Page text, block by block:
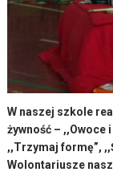
W naszej szkole
żywność – ,,Owoce
,,Trzymaj formę”,
Wolontariusze